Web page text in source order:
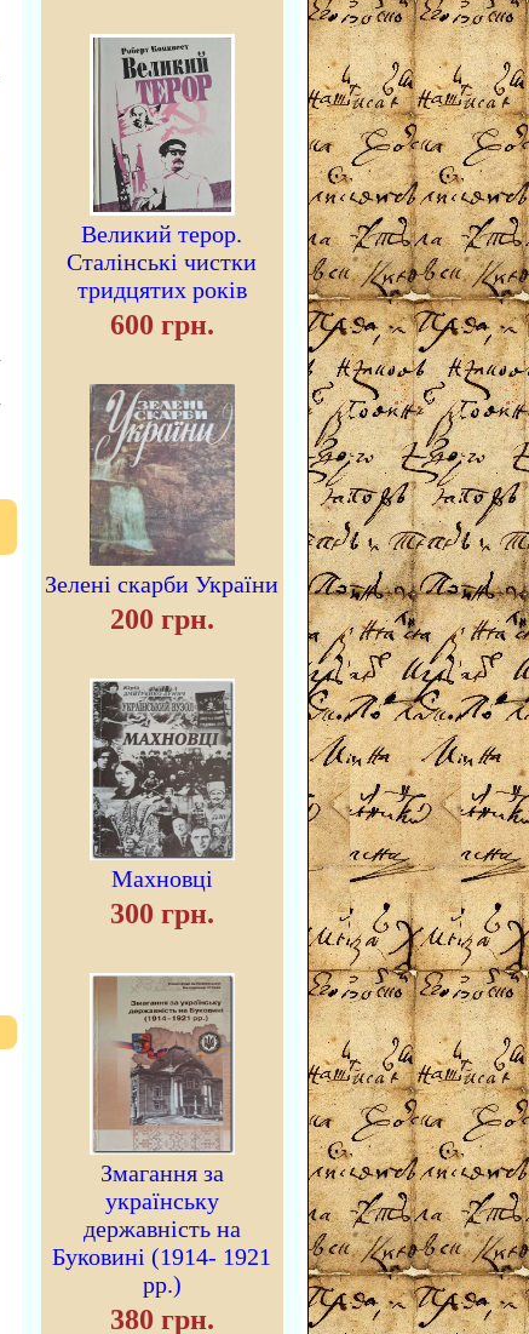
Великий терор.
Сталінські чистки
тридцятих років
600 грн.
Зелені скарби України
200 грн.
Махновці
300 грн.
Змагання за
українську
державність на
Буковині (1914- 1921
рр.)
380 грн.